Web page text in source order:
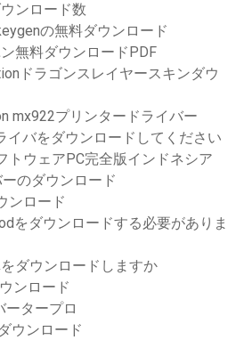
ンロード数
の無料ダウンロード
無料ダウンロードPDF
ドラゴンスレイヤースキンダウ
mx922プリンタードライバー
イバをダウンロードしてください
トウェアPC完全版インドネシア
のダウンロード
ンロード
をダウンロードする必要がありま
ダウンロードしますか
ンロード
ータープロ
ウンロード